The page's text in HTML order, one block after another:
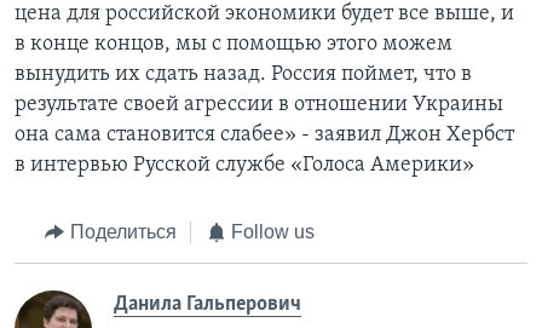
цена для российской экономики будет все выше, и
в конце концов, мы с помощью этого можем
вынудить их сдать назад. Россия поймет, что в
результате своей агрессии в отношении Украины
она сама становится слабее» - заявил Джон Хербст
в интервью Русской службе «Голоса Америки»
Поделиться Follow us
Данила Гальперович